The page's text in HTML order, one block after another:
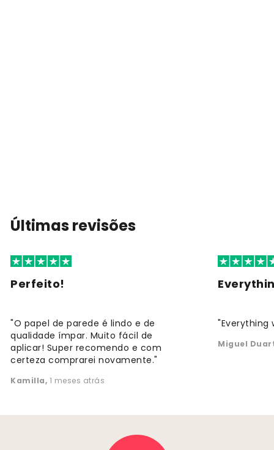
Últimas revisões
Perfeito!
"O papel de parede é lindo e de
qualidade ímpar. Muito fácil de
aplicar! Super recomendo e com
certeza comprarei novamente."
Kamilla, 1 meses atrás
"Everything
Miguel